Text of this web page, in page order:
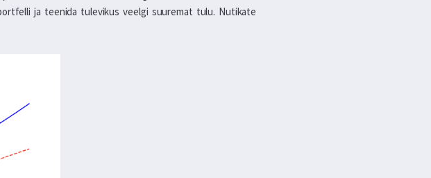
ja teenida tulevikus veelgi suuremat tulu. Nutikate